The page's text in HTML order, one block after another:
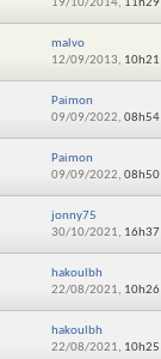
19/10/2014, 11h29
malvo
12/09/2013, 10h21
Paimon
09/09/2022, 08h54
Paimon
09/09/2022, 08h50
jonny75
30/10/2021, 16h37
hakoulbh
22/08/2021, 10h26
hakoulbh
22/08/2021, 10h25